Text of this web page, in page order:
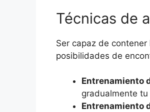
Técnicas de
Ser capaz de
posibilidades de
Entrenamiento
gradualmente
Entrenamiento